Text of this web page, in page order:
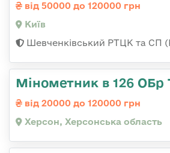
від 50000 до 120000 грн
Київ
Шевченківський РТЦК та СП
Мінометник в 126 ОБр
від 20000 до 120000 грн
Херсон, Херсонська область